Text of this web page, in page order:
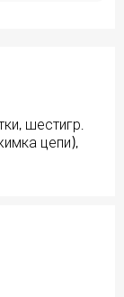
шестигр.
цепи),